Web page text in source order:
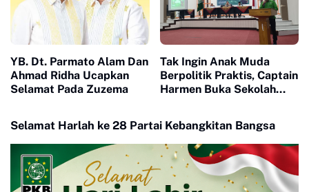
YB. Dt. Parmato Alam Dan
Ahmad Ridha Ucapkan
Selamat Pada Zuzema
Tak Ingin Anak Muda
Berpolitik Praktis, Captain
Harmen Buka Sekolah
Selamat Harlah ke 28 Partai Kebangkitan Bangsa